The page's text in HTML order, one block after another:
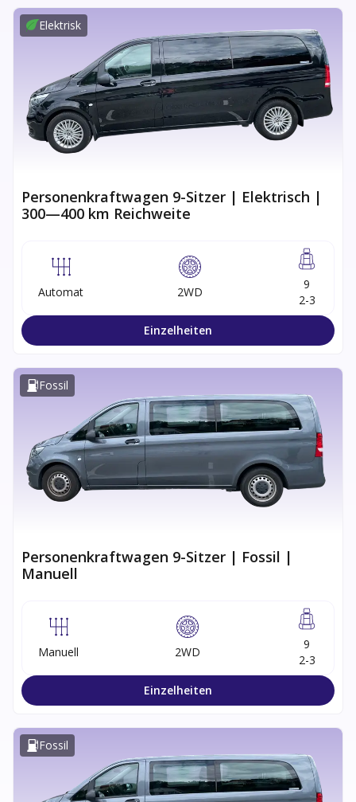
Elektrisk
Personenkraftwagen 9-Sitzer | Elektrisch |
300—400 km Reichweite
Automat 2WD
9
2-3
Einzelheiten
Fossil
Personenkraftwagen 9-Sitzer | Fossil |
Manuell
Manuell 2WD
9
2-3
Einzelheiten
Fossil